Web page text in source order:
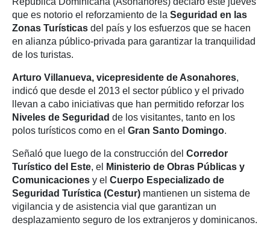
que es notorio el reforzamiento de la Seguridad en las
Zonas Turísticas del país y los esfuerzos que se hacen
en alianza público-privada para garantizar la tranquilidad
de los turistas.
Arturo Villanueva, vicepresidente de Asonahores,
indicó que desde el 2013 el sector público y el privado
llevan a cabo iniciativas que han permitido reforzar los
Niveles de Seguridad de los visitantes, tanto en los
polos turísticos como en el Gran Santo Domingo.
Señaló que luego de la construcción del Corredor
Turístico del Este, el
Ministerio de Obras Públicas y
Comunicaciones y el Cuerpo Especializado de
Seguridad Turística (Cestur) mantienen un sistema de
vigilancia y de asistencia vial que garantizan un
desplazamiento seguro de los extranjeros y dominicanos.